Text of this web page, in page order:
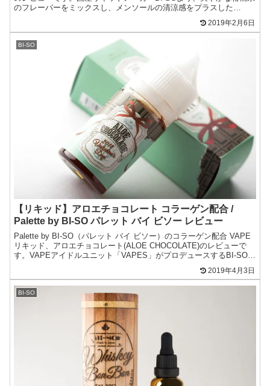
のフレーバーをミックスし、メンソールの清涼感をプラスした
2019年2月6日
BI-SO
【リキッド】アロエチョコレート コラーゲン配合 /
Palette by BI-SO パレット バイ ビソー レビュー
Palette by BI-SO（パレット バイ ビソー）のコラーゲン配合 VAPE
リキッド、アロエチョコレート(ALOE CHOCOLATE)のレビューで
す。VAPEアイドルユニット「VAPES」がプロデュースするBI-SOの
2019年4月3日
BI-SO